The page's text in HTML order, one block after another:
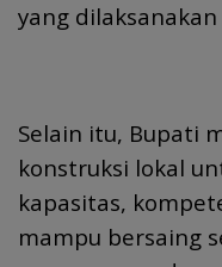
yang
Selain itu, Bupati
konstruksi lokal
kapasitas,
mampu bersaing